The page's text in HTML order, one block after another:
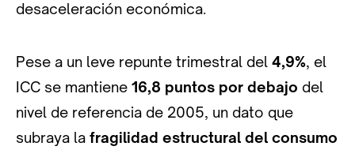
desaceleración económica.
Pese a un leve repunte trimestral del 4,9%, el
ICC se mantiene 16,8 puntos por debajo del
nivel de referencia de 2005, un dato que
subraya la fragilidad estructural del consumo